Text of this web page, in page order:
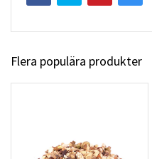
Flera populära produkter